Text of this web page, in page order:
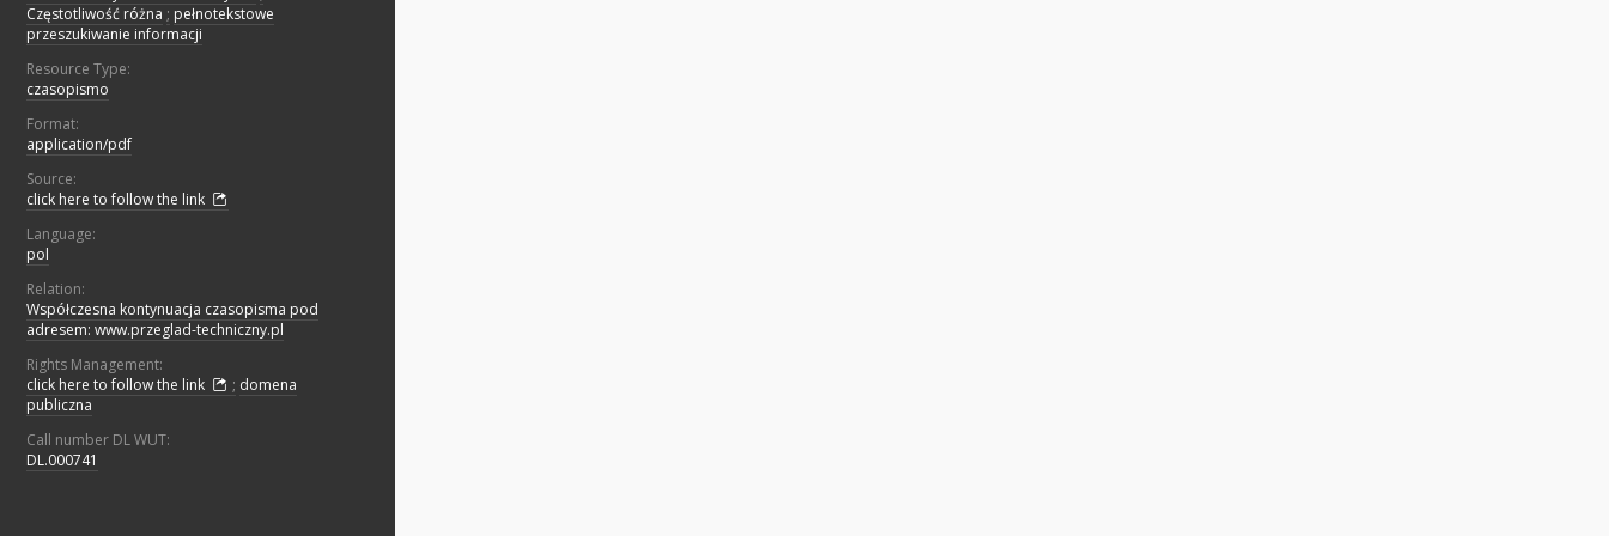
Częstotliwość różna ; pełnotekstowe
przeszukiwanie informacji
Resource Type:
czasopismo
Format:
application/pdf
Source:
click here to follow the link
Language:
pol
Relation:
Współczesna kontynuacja czasopisma pod
adresem: www.przeglad-techniczny.pl
Rights Management:
click here to follow the link
; domena
publiczna
Call number DL WUT:
DL.000741